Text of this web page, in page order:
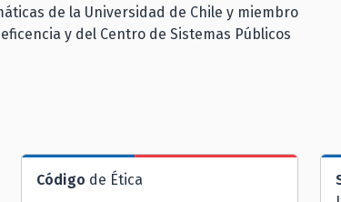
de la Universidad de Chile y miembro
y del Centro de Sistemas Públicos
Código de Ética